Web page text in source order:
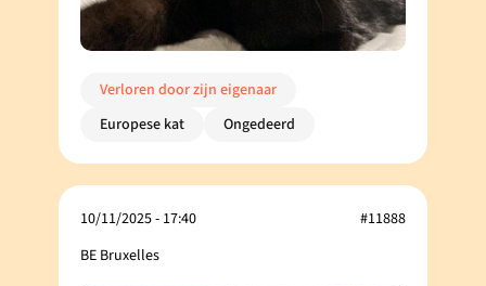
Verloren door zijn eigenaar
Europese kat
Ongedeerd
10/11/2025 - 17:40
BE Bruxelles
#11888